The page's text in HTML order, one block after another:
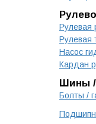
Рулевая
Рулевая
Насос
Кардан
Шины /
Болты /